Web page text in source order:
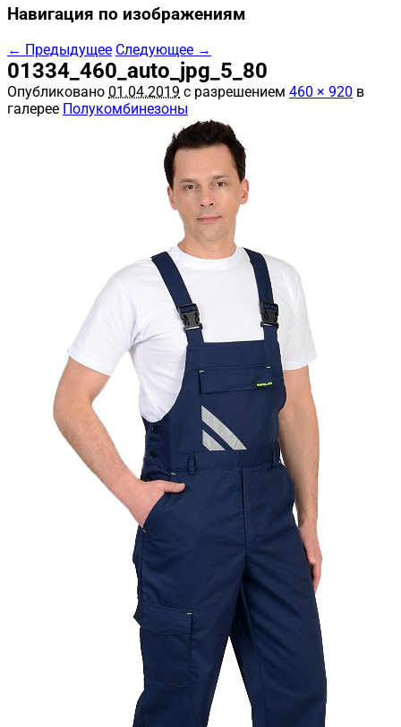
Навигация по изображениям
← Предыдущее Следующее →
01334_460_auto_jpg_5_80
Опубликовано 01.04.2019 с разрешением 460 × 920 в
галерее Полукомбинезоны